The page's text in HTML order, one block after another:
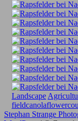
Landscape
fieldcanolaflower
Stephan Strange